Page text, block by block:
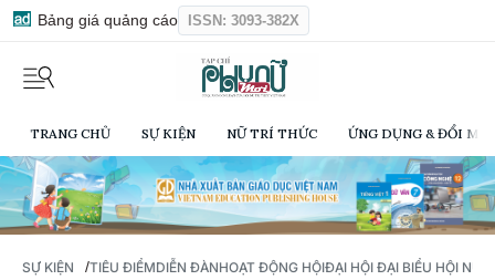
Bảng giá quảng cáo ISSN: 3093-382X
TRANG CHỦ SỰ KIỆN NỮ TRÍ THỨC ỨNG DỤNG & ĐỔI
SỰ KIỆN /TIÊU ĐIỂMDIỄN ĐÀNHOẠT ĐỘNG HỘIĐẠI HỘI ĐẠI BIỂU HỘI NỮ